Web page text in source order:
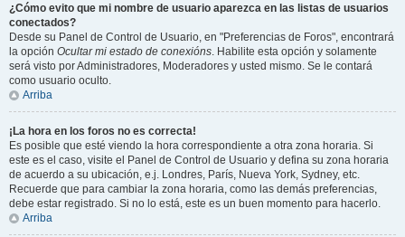
¿Cómo evito que mi nombre de usuario aparezca en las listas de usuarios
conectados?
Desde su Panel de Control de Usuario, en "Preferencias de Foros", encontrará
la opción Ocultar mi estado de conexións. Habilite esta opción y solamente
será visto por Administradores, Moderadores y usted mismo. Se le contará
como usuario oculto.
Arriba
¡La hora en los foros no es correcta!
Es posible que esté viendo la hora correspondiente a otra zona horaria. Si
este es el caso, visite el Panel de Control de Usuario y defina su zona horaria
de acuerdo a su ubicación, e.j. Londres, París, Nueva York, Sydney, etc.
Recuerde que para cambiar la zona horaria, como las demás preferencias,
debe estar registrado. Si no lo está, este es un buen momento para hacerlo.
Arriba